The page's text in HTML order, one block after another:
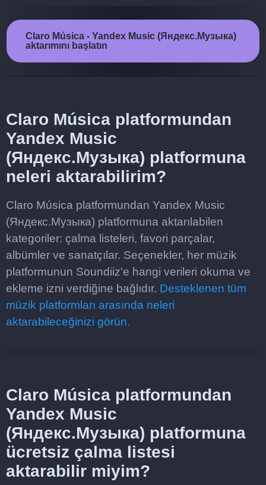
Claro Música - Yandex Music (Яндекс.Музыка)
aktarımını başlatın
Claro Música platformundan
Yandex Music
(Яндекс.Музыка) platformuna
neleri aktarabilirim?
Claro Música platformundan Yandex Music
(Яндекс.Музыка) platformuna aktarılabilen
kategoriler: çalma listeleri, favori parçalar,
albümler ve sanatçılar. Seçenekler, her müzik
platformunun Soundiiz'e hangi verileri okuma ve
ekleme izni verdiğine bağlıdır. Desteklenen tüm
müzik platformları arasında neleri
aktarabileceğinizi görün.
Claro Música platformundan
Yandex Music
(Яндекс.Музыка) platformuna
ücretsiz çalma listesi
aktarabilir miyim?